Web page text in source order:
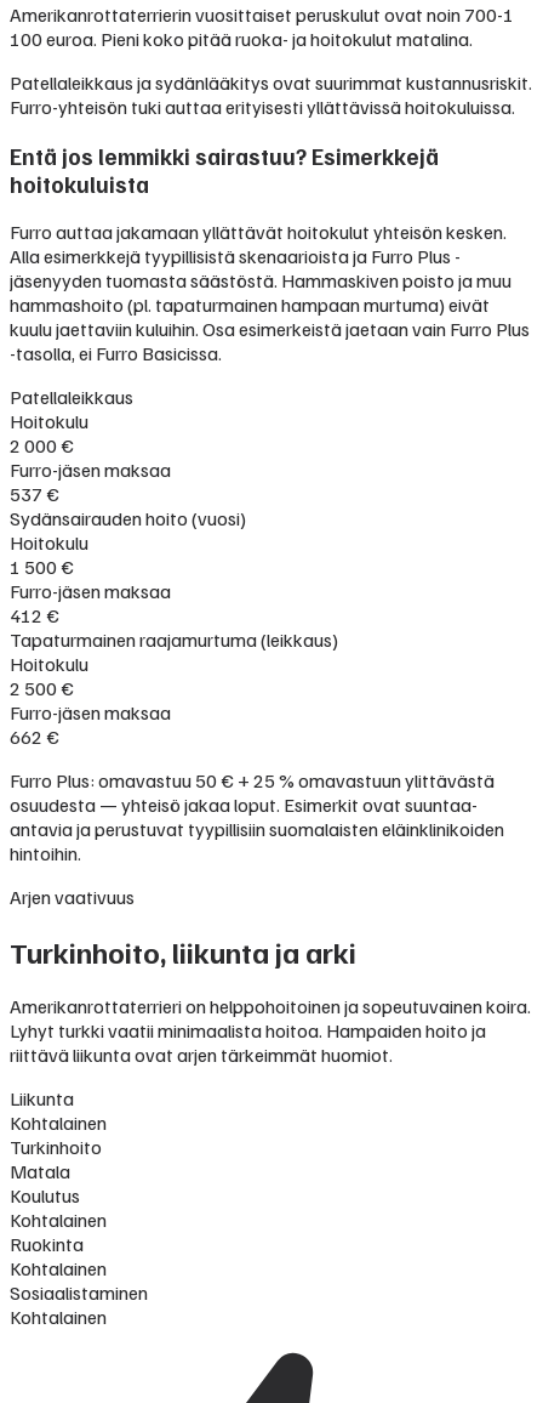
Amerikanrottaterrierin vuosittaiset peruskulut ovat noin 700-1
100 euroa. Pieni koko pitää ruoka- ja hoitokulut matalina.
Patellaleikkaus ja sydänlääkitys ovat suurimmat kustannusriskit.
Furro-yhteisön tuki auttaa erityisesti yllättävissä hoitokuluissa.
Entä jos lemmikki sairastuu? Esimerkkejä
hoitokuluista
Furro auttaa jakamaan yllättävät hoitokulut yhteisön kesken.
Alla esimerkkejä tyypillisistä skenaarioista ja Furro Plus -
jäsenyyden tuomasta säästöstä. Hammaskiven poisto ja muu
hammashoito (pl. tapaturmainen hampaan murtuma) eivät
kuulu jaettaviin kuluihin. Osa esimerkeistä jaetaan vain Furro Plus
-tasolla, ei Furro Basicissa.
Patellaleikkaus
Hoitokulu
2 000 €
Furro-jäsen maksaa
537 €
Sydänsairauden hoito (vuosi)
Hoitokulu
1 500 €
Furro-jäsen maksaa
412 €
Tapaturmainen raajamurtuma (leikkaus)
Hoitokulu
2 500 €
Furro-jäsen maksaa
662 €
Furro Plus: omavastuu 50 € + 25 % omavastuun ylittävästä
osuudesta — yhteisö jakaa loput. Esimerkit ovat suuntaa-
antavia ja perustuvat tyypillisiin suomalaisten eläinklinikoiden
hintoihin.
Arjen vaativuus
Turkinhoito, liikunta ja arki
Amerikanrottaterrieri on helppohoitoinen ja sopeutuvainen koira.
Lyhyt turkki vaatii minimaalista hoitoa. Hampaiden hoito ja
riittävä liikunta ovat arjen tärkeimmät huomiot.
Liikunta
Kohtalainen
Turkinhoito
Matala
Koulutus
Kohtalainen
Ruokinta
Kohtalainen
Sosiaalistaminen
Kohtalainen